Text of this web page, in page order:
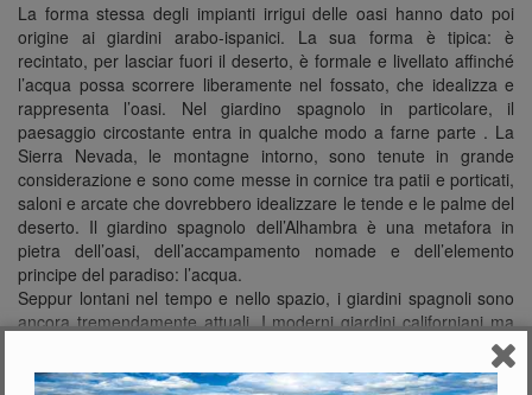
La forma stessa degli impianti irrigui delle oasi hanno dato poi
origine ai giardini arabo-ispanici. La sua forma è tipica: è
recintato, per lasciar fuori il deserto, è formale e livellato affinché
l’acqua possa scorrere liberamente nel fossato, che idealizza e
rappresenta l’oasi. Nel giardino spagnolo in particolare, il
paesaggio circostante entra in qualche modo a farne parte . La
Sierra Nevada, le montagne intorno, sono tenute in grande
considerazione e sono come messe in cornice tra patii e porticati,
saloni e arcate che dovrebbero idealizzare le tende e le palme del
deserto. Il giardino spagnolo dell’Alhambra è una metafora in
pietra dell’oasi, dell’accampamento nomade e dell’elemento
principe del paradiso: l’acqua.
Seppur lontani nel tempo e nello spazio, i giardini spagnoli sono
ancora tremendamente attuali. I moderni giardini californiani ma
anche molte ideazioni europee prendono spunto proprio da loro
con quelle stanze che non finiscono con i muri ma continuano tra i